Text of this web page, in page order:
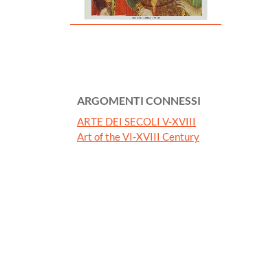
ARGOMENTI CONNESSI
ARTE DEI SECOLI V-XVIII
Art of the VI-XVIII Century